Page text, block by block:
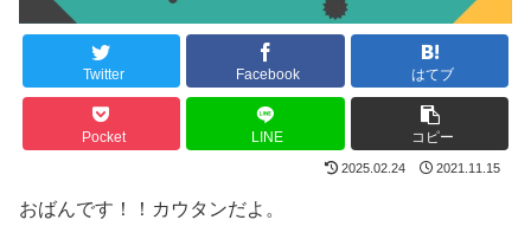
Twitter Facebook はてブ
Pocket LINE コピー
2025.02.24 2021.11.15
おばんです！！カウタンだよ。